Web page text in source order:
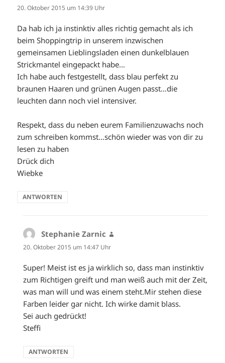
20. Oktober 2015 um 14:39 Uhr
Da hab ich ja instinktiv alles richtig gemacht als ich
beim Shoppingtrip in unserem inzwischen
gemeinsamen Lieblingsladen einen dunkelblauen
Strickmantel eingepackt habe…
Ich habe auch festgestellt, dass blau perfekt zu
braunen Haaren und grünen Augen passt…die
leuchten dann noch viel intensiver.
Respekt, dass du neben eurem Familienzuwachs noch
zum schreiben kommst…schön wieder was von dir zu
lesen zu haben
Drück dich
Wiebke
ANTWORTEN
Stephanie Zarnic
20. Oktober 2015 um 14:47 Uhr
Super! Meist ist es ja wirklich so, dass man instinktiv
zum Richtigen greift und man weiß auch mit der Zeit,
was man will und was einem steht.Mir stehen diese
Farben leider gar nicht. Ich wirke damit blass.
Sei auch gedrückt!
Steffi
ANTWORTEN